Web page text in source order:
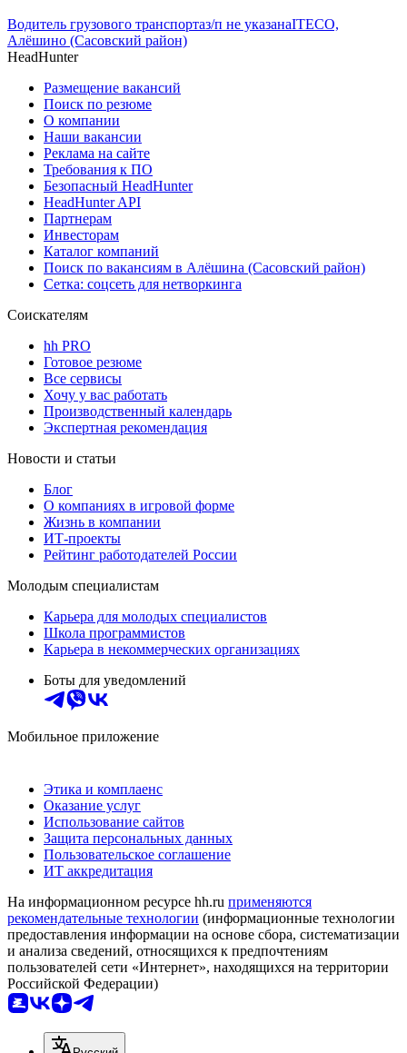
Водитель грузового транспортаз/п не указанаITECO,
Алёшино (Сасовский район)
HeadHunter
Размещение вакансий
Поиск по резюме
О компании
Наши вакансии
Реклама на сайте
Требования к ПО
Безопасный HeadHunter
HeadHunter API
Партнерам
Инвесторам
Каталог компаний
Поиск по вакансиям в Алёшина (Сасовский район)
Сетка: соцсеть для нетворкинга
Соискателям
hh PRO
Готовое резюме
Все сервисы
Хочу у вас работать
Производственный календарь
Экспертная рекомендация
Новости и статьи
Блог
О компаниях в игровой форме
Жизнь в компании
ИТ-проекты
Рейтинг работодателей России
Молодым специалистам
Карьера для молодых специалистов
Школа программистов
Карьера в некоммерческих организациях
Боты для уведомлений
Мобильное приложение
Этика и комплаенс
Оказание услуг
Использование сайтов
Защита персональных данных
Пользовательское соглашение
ИТ аккредитация
На информационном ресурсе hh.ru применяются
рекомендательные технологии (информационные технологии
предоставления информации на основе сбора, систематизации
и анализа сведений, относящихся к предпочтениям
пользователей сети «Интернет», находящихся на территории
Российской Федерации)